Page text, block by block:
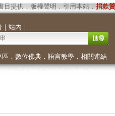
目提供． 版權聲明 ． 引用本站． 捐款
｜ 站內 ｜
區 ． 數位佛典． 語言教學． 相關連結